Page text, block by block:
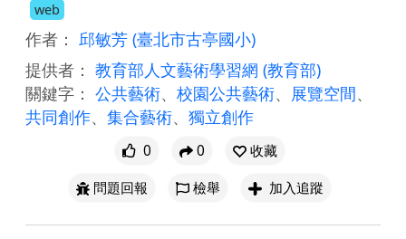
web
作者： 邱敏芳 (臺北市古亭國小)
提供者： 教育部人文藝術學習網 (教育部)
關鍵字： 公共藝術、 校園公共藝術、 展覽空間、
共同創作、 集合藝術、 獨立創作
0 0
收藏
問題回報
檢舉 加入追蹤